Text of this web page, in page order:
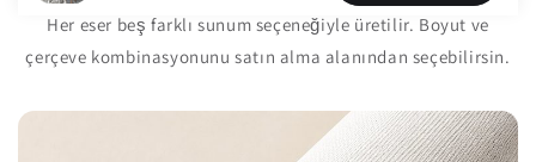
Her eser beş farklı sunum seçeneğiyle üretilir. Boyut ve
çerçeve kombinasyonunu satın alma alanından seçebilirsin.